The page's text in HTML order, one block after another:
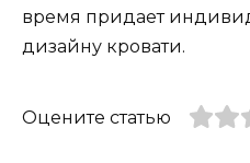
время придает
дизайну кровати.
Оцените статью